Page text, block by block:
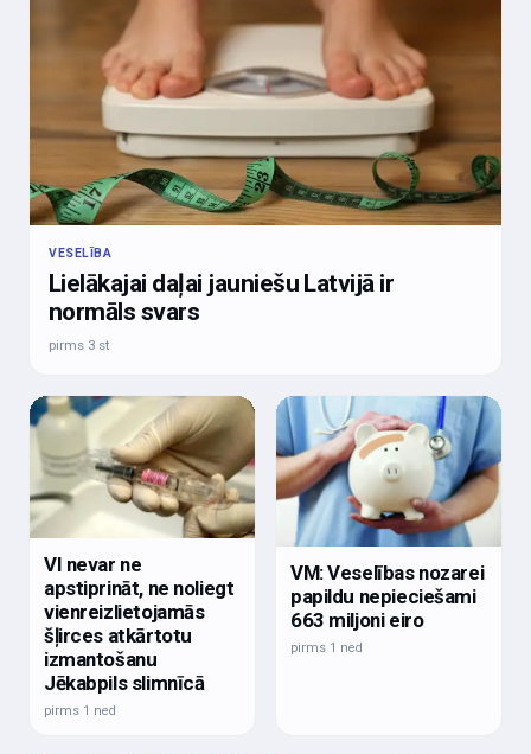
VESELĪBA
Lielākajai daļai jauniešu Latvijā ir
normāls svars
pirms 3 st
VI nevar ne
apstiprināt, ne noliegt
vienreizlietojamās
šļirces atkārtotu
izmantošanu
Jēkabpils slimnīcā
pirms 1 ned
VM: Veselības nozarei
papildu nepieciešami
663 miljoni eiro
pirms 1 ned